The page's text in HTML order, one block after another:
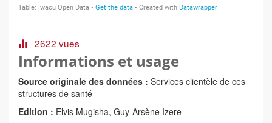
2622 vues
Informations et usage
Source originale des données : Services clientèle de ces
structures de santé
Edition : Elvis Mugisha, Guy-Arsène Izere